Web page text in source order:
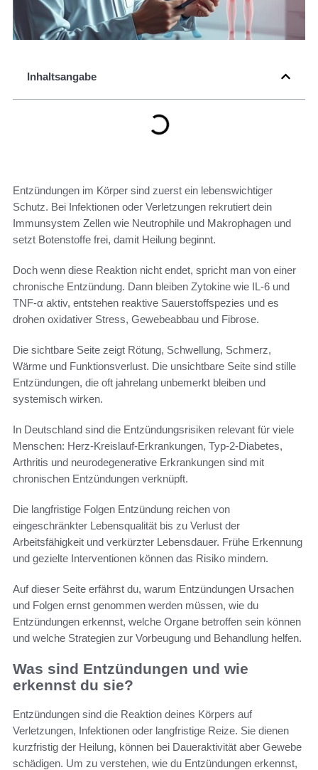
Inhaltsangabe
Entzündungen im Körper sind zuerst ein lebenswichtiger
Schutz. Bei Infektionen oder Verletzungen rekrutiert dein
Immunsystem Zellen wie Neutrophile und Makrophagen und
setzt Botenstoffe frei, damit Heilung beginnt.
Doch wenn diese Reaktion nicht endet, spricht man von einer
chronische Entzündung. Dann bleiben Zytokine wie IL-6 und
TNF-α aktiv, entstehen reaktive Sauerstoffspezies und es
drohen oxidativer Stress, Gewebeabbau und Fibrose.
Die sichtbare Seite zeigt Rötung, Schwellung, Schmerz,
Wärme und Funktionsverlust. Die unsichtbare Seite sind stille
Entzündungen, die oft jahrelang unbemerkt bleiben und
systemisch wirken.
In Deutschland sind die Entzündungsrisiken relevant für viele
Menschen: Herz-Kreislauf-Erkrankungen, Typ-2-Diabetes,
Arthritis und neurodegenerative Erkrankungen sind mit
chronischen Entzündungen verknüpft.
Die langfristige Folgen Entzündung reichen von
eingeschränkter Lebensqualität bis zu Verlust der
Arbeitsfähigkeit und verkürzter Lebensdauer. Frühe Erkennung
und gezielte Interventionen können das Risiko mindern.
Auf dieser Seite erfährst du, warum Entzündungen Ursachen
und Folgen ernst genommen werden müssen, wie du
Entzündungen erkennst, welche Organe betroffen sein können
und welche Strategien zur Vorbeugung und Behandlung helfen.
Was sind Entzündungen und wie
erkennst du sie?
Entzündungen sind die Reaktion deines Körpers auf
Verletzungen, Infektionen oder langfristige Reize. Sie dienen
kurzfristig der Heilung, können bei Daueraktivität aber Gewebe
schädigen. Um zu verstehen, wie du Entzündungen erkennst,